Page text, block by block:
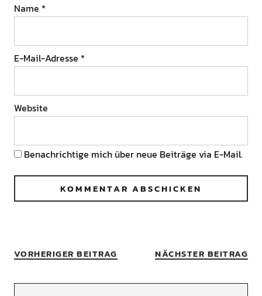
Name *
E-Mail-Adresse *
Website
Benachrichtige mich über neue Beiträge via E-Mail.
VORHERIGER BEITRAG NÄCHSTER BEITRAG